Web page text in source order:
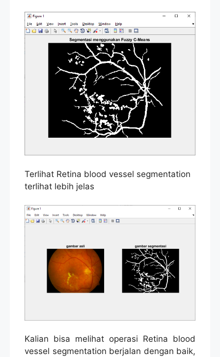
Terlihat Retina blood vessel segmentation
terlihat lebih jelas
Kalian bisa melihat operasi Retina blood
vessel segmentation berjalan dengan baik,